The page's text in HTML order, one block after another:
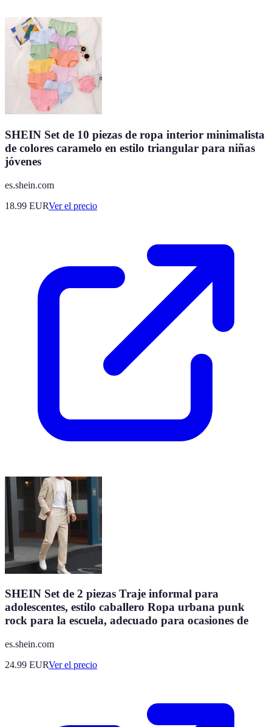
SHEIN Set de 10 piezas de ropa interior minimalista
de colores caramelo en estilo triangular para niñas
jóvenes
es.shein.com
18.99 EURVer el precio
SHEIN Set de 2 piezas Traje informal para
adolescentes, estilo caballero Ropa urbana punk
rock para la escuela, adecuado para ocasiones de
es.shein.com
24.99 EURVer el precio